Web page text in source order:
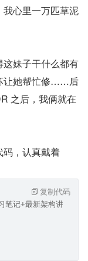
心里一万匹草泥
妹子干什么都有
让她帮忙修……后
之后，我俩就在
码，认真戴着
笔记+最新架构讲解视
复制代码